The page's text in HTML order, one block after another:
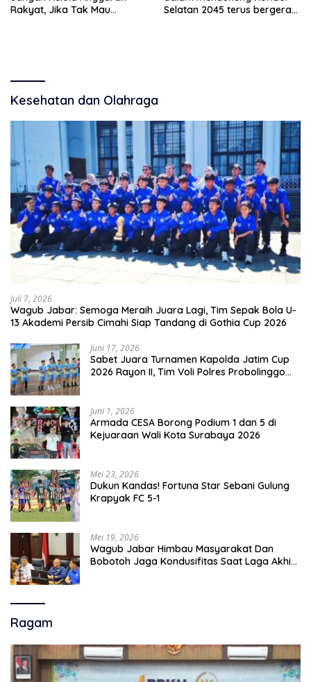
Rakyat, Jika Tak Mau
Selatan 2045 terus bergerak
Kesehatan dan Olahraga
Juli 7, 2026
Wagub Jabar: Semoga Meraih Juara Lagi, Tim Sepak Bola U-
13 Akademi Persib Cimahi Siap Tandang di Gothia Cup 2026
Juni 17, 2026
Sabet Juara Turnamen Kapolda Jatim Cup
2026 Rayon II, Tim Voli Polres Probolinggo
Juni 1, 2026
Armada CESA Borong Podium 1 dan 5 di
Kejuaraan Wali Kota Surabaya 2026
Mei 23, 2026
Dukun Kandas! Fortuna Star Sebani Gulung
Krapyak FC 5-1
Mei 19, 2026
Wagub Jabar Himbau Masyarakat Dan
Bobotoh Jaga Kondusifitas Saat Laga Akhir
Ragam